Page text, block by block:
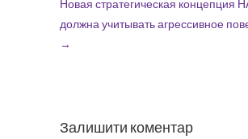
Новая стратегическая концепция
должна учитывать агрессивное
→
Залишити коментар